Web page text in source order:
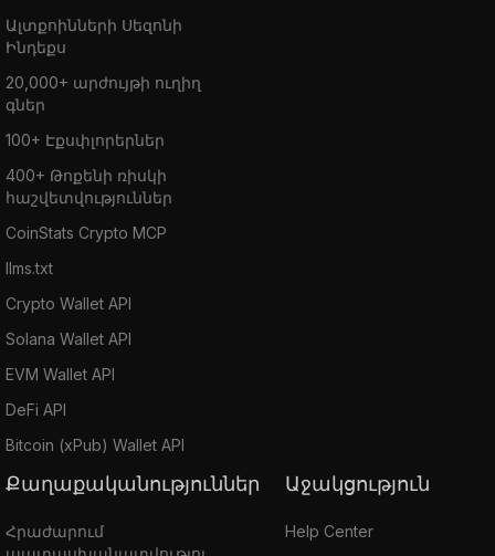
Ալտքոինների Սեզոնի
Ինդեքս
20,000+ արժույթի ուղիղ
գներ
100+ Էքսփլորերներ
400+ Թոքենի ռիսկի
հաշվետվություններ
CoinStats Crypto MCP
llms.txt
Crypto Wallet API
Solana Wallet API
EVM Wallet API
DeFi API
Bitcoin (xPub) Wallet API
Քաղաքականություններ
Հրաժարում
Աջակցություն
Help Center